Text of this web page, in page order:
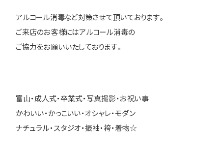
アルコール消毒など対策させて頂いております。
ご来店のお客様にはアルコール消毒の
ご協力をお願いいたしております。
富山・成人式・卒業式・写真撮影・お祝い事
かわいい・かっこいい・オシャレ・モダン
ナチュラル・スタジオ・振袖・袴・着物☆